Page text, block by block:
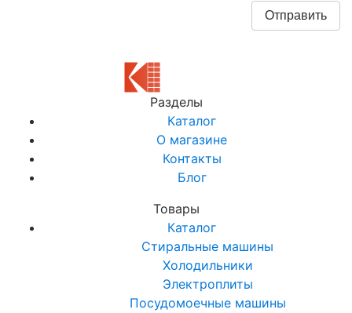
Разделы
Каталог
О магазине
Контакты
Блог
Товары
Каталог
Стиральные машины
Холодильники
Электроплиты
Посудомоечные машины